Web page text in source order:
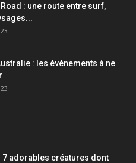
: une route entre surf,
: les événements à ne
7 adorables créatures dont